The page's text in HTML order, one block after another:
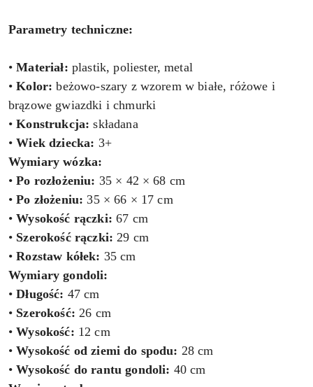
Parametry techniczne:
•Materiał: plastik, poliester, metal
•Kolor: beżowo-szary z wzorem w białe, różowe i
brązowe gwiazdki i chmurki
•Konstrukcja: składana
•Wiek dziecka: 3+
Wymiary wózka:
•Po rozłożeniu: 35 × 42 × 68 cm
•Po złożeniu: 35 × 66 × 17 cm
•Wysokość rączki: 67 cm
• Szerokość rączki: 29 cm
•Rozstaw kółek: 35 cm
Wymiary gondoli:
•Długość: 47 cm
• Szerokość: 26 cm
•Wysokość: 12 cm
•Wysokość od ziemi do spodu: 28 cm
•Wysokość do rantu gondoli: 40 cm